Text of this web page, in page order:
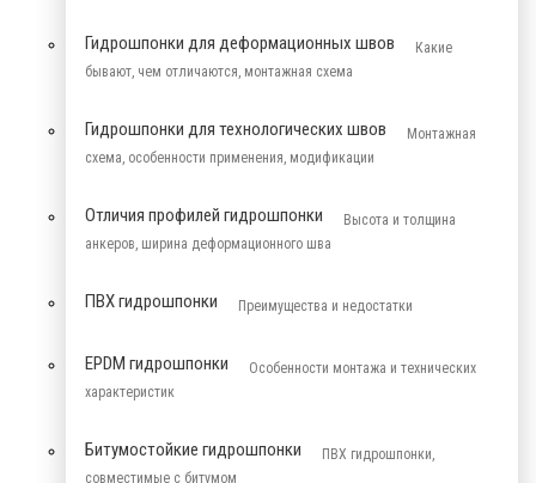
Гидрошпонки для деформационных швов
Какие
бывают, чем отличаются, монтажная схема
Гидрошпонки для технологических швов
Монтажная
схема, особенности применения, модификации
Отличия профилей гидрошпонки
Высота и толщина
анкеров, ширина деформационного шва
ПВХ гидрошпонки Преимущества и недостатки
EPDM гидрошпонки
Особенности монтажа и технических
характеристик
Битумостойкие гидрошпонки
ПВХ гидрошпонки,
совместимые с битумом